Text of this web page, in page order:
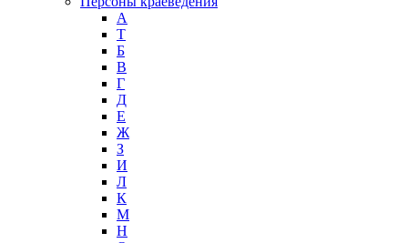
А
T
Б
В
Г
Д
Е
Ж
З
И
Л
К
М
Н